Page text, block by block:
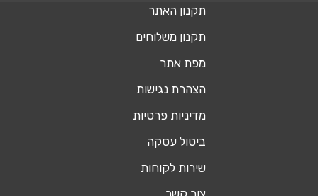
תקנון האתר
תקנון משלוחים
מפת אתר
הצהרת נגישות
מדיניות פרטיות
ביטול עסקה
שירות לקוחות